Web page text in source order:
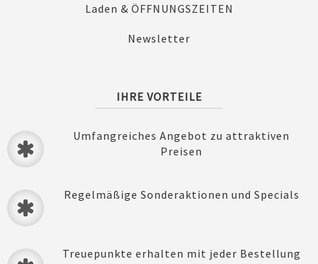
Laden & ÖFFNUNGSZEITEN
Newsletter
IHRE VORTEILE
Umfangreiches Angebot zu attraktiven
Preisen
Regelmäßige Sonderaktionen und Specials
Treuepunkte erhalten mit jeder Bestellung